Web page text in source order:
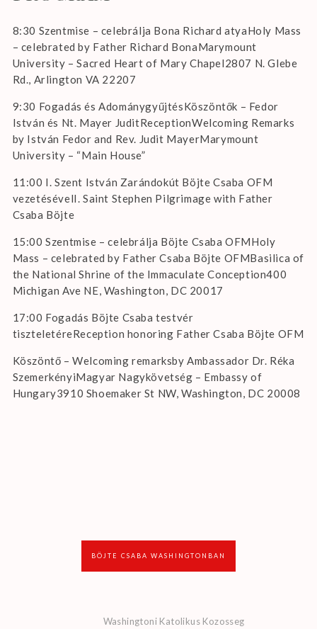
8:30 Szentmise – celebrálja Bona Richard atyaHoly Mass
– celebrated by Father Richard BonaMarymount
University – Sacred Heart of Mary Chapel2807 N. Glebe
Rd., Arlington VA 22207
9:30 Fogadás és AdománygyűjtésKöszöntők – Fedor
István és Nt. Mayer JuditReceptionWelcoming Remarks
by István Fedor and Rev. Judit MayerMarymount
University – “Main House”
11:00 I. Szent István Zarándokút Böjte Csaba OFM
vezetésévelI. Saint Stephen Pilgrimage with Father
Csaba Böjte
15:00 Szentmise – celebrálja Böjte Csaba OFMHoly
Mass – celebrated by Father Csaba Böjte OFMBasilica of
the National Shrine of the Immaculate Conception400
Michigan Ave NE, Washington, DC 20017
17:00 Fogadás Böjte Csaba testvér
tiszteletéreReception honoring Father Csaba Böjte OFM
Köszöntő – Welcoming remarksby Ambassador Dr. Réka
SzemerkényiMagyar Nagykövetség – Embassy of
Hungary3910 Shoemaker St NW, Washington, DC 20008
BÖJTE CSABA WASHINGTONBAN
Washingtoni Katolikus Kozosseg